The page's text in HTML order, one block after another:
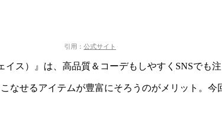
引用： 公式サイト
ス）』は、高品質＆コーデもしやすくSNSでも注
なせるアイテムが豊富にそろうのがメリット。